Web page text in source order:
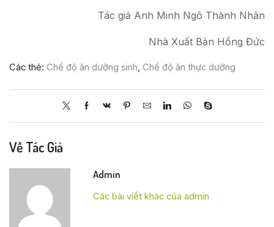
Tác giả Anh Minh Ngô Thành Nhân
Nhà Xuất Bản Hồng Đức
Các thẻ: Chế độ ăn dưỡng sinh, Chế độ ăn thực dưỡng
Về Tác Giả
Admin
Các bài viết khác của admin